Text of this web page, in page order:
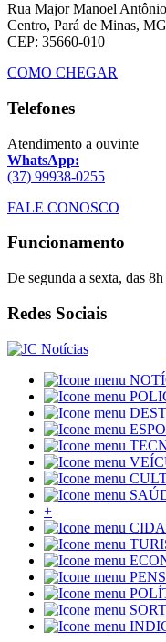
Rua Major Manoel
Centro, Pará de Minas, MG
CEP: 35660-010
COMO CHEGAR
Telefones
Atendimento a ouvinte
WhatsApp:
(37) 99938-0255
FALE CONOSCO
Funcionamento
De segunda a sexta, das 8h
Redes Sociais
+